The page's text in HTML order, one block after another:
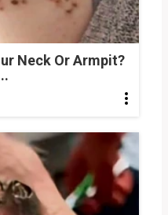
Neck Or Armpit?